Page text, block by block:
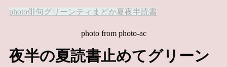
photo俳句グリーンティ まどか夏夜半読書
photo from photo-ac
夜半の夏読書止めてグリーン